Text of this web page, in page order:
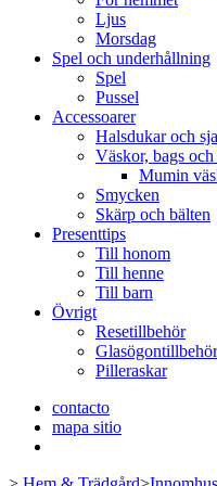
Ljus
Morsdag
Spel och underhållning
Spel
Pussel
Accessoarer
Halsdukar och
Väskor, bags
Mumin
Smycken
Skärp och bälten
Presenttips
Till honom
Till henne
Till barn
Övrigt
Resetillbehör
Pilleraskar
contacto
mapa sitio